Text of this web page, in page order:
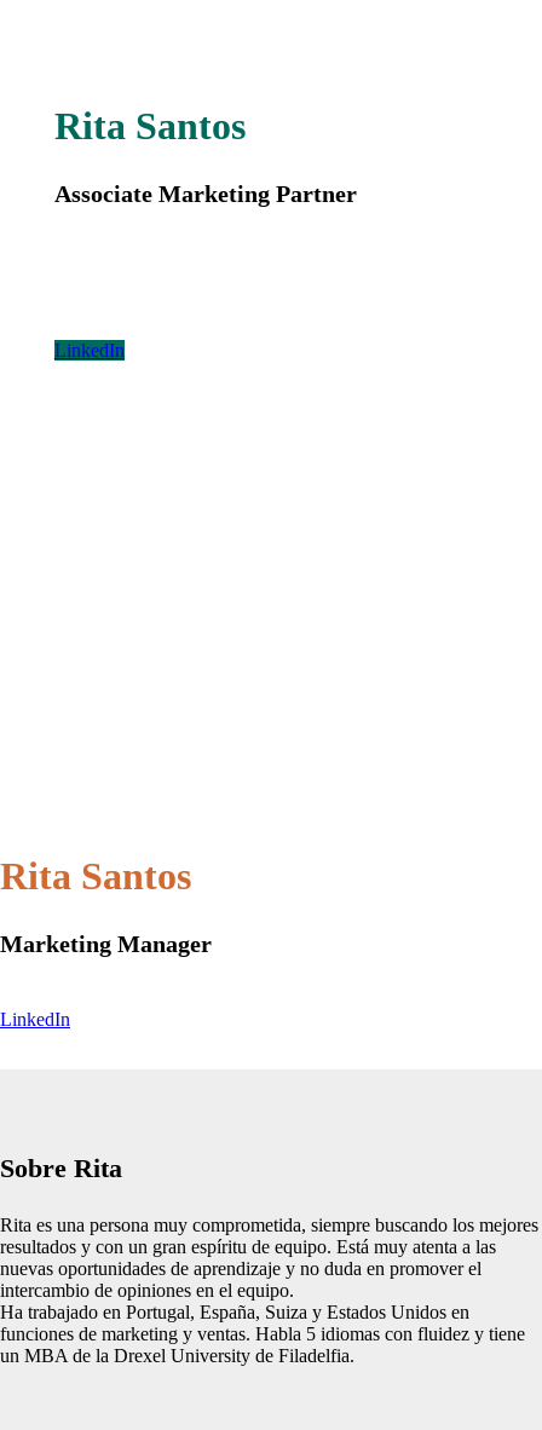
Rita Santos
Associate Marketing Partner
LinkedIn
Rita Santos
Marketing Manager
LinkedIn
Sobre Rita
Rita es una persona muy comprometida, siempre buscando los mejores
resultados y con un gran espíritu de equipo. Está muy atenta a las
nuevas oportunidades de aprendizaje y no duda en promover el
intercambio de opiniones en el equipo.
Ha trabajado en Portugal, España, Suiza y Estados Unidos en
funciones de marketing y ventas. Habla 5 idiomas con fluidez y tiene
un MBA de la Drexel University de Filadelfia.